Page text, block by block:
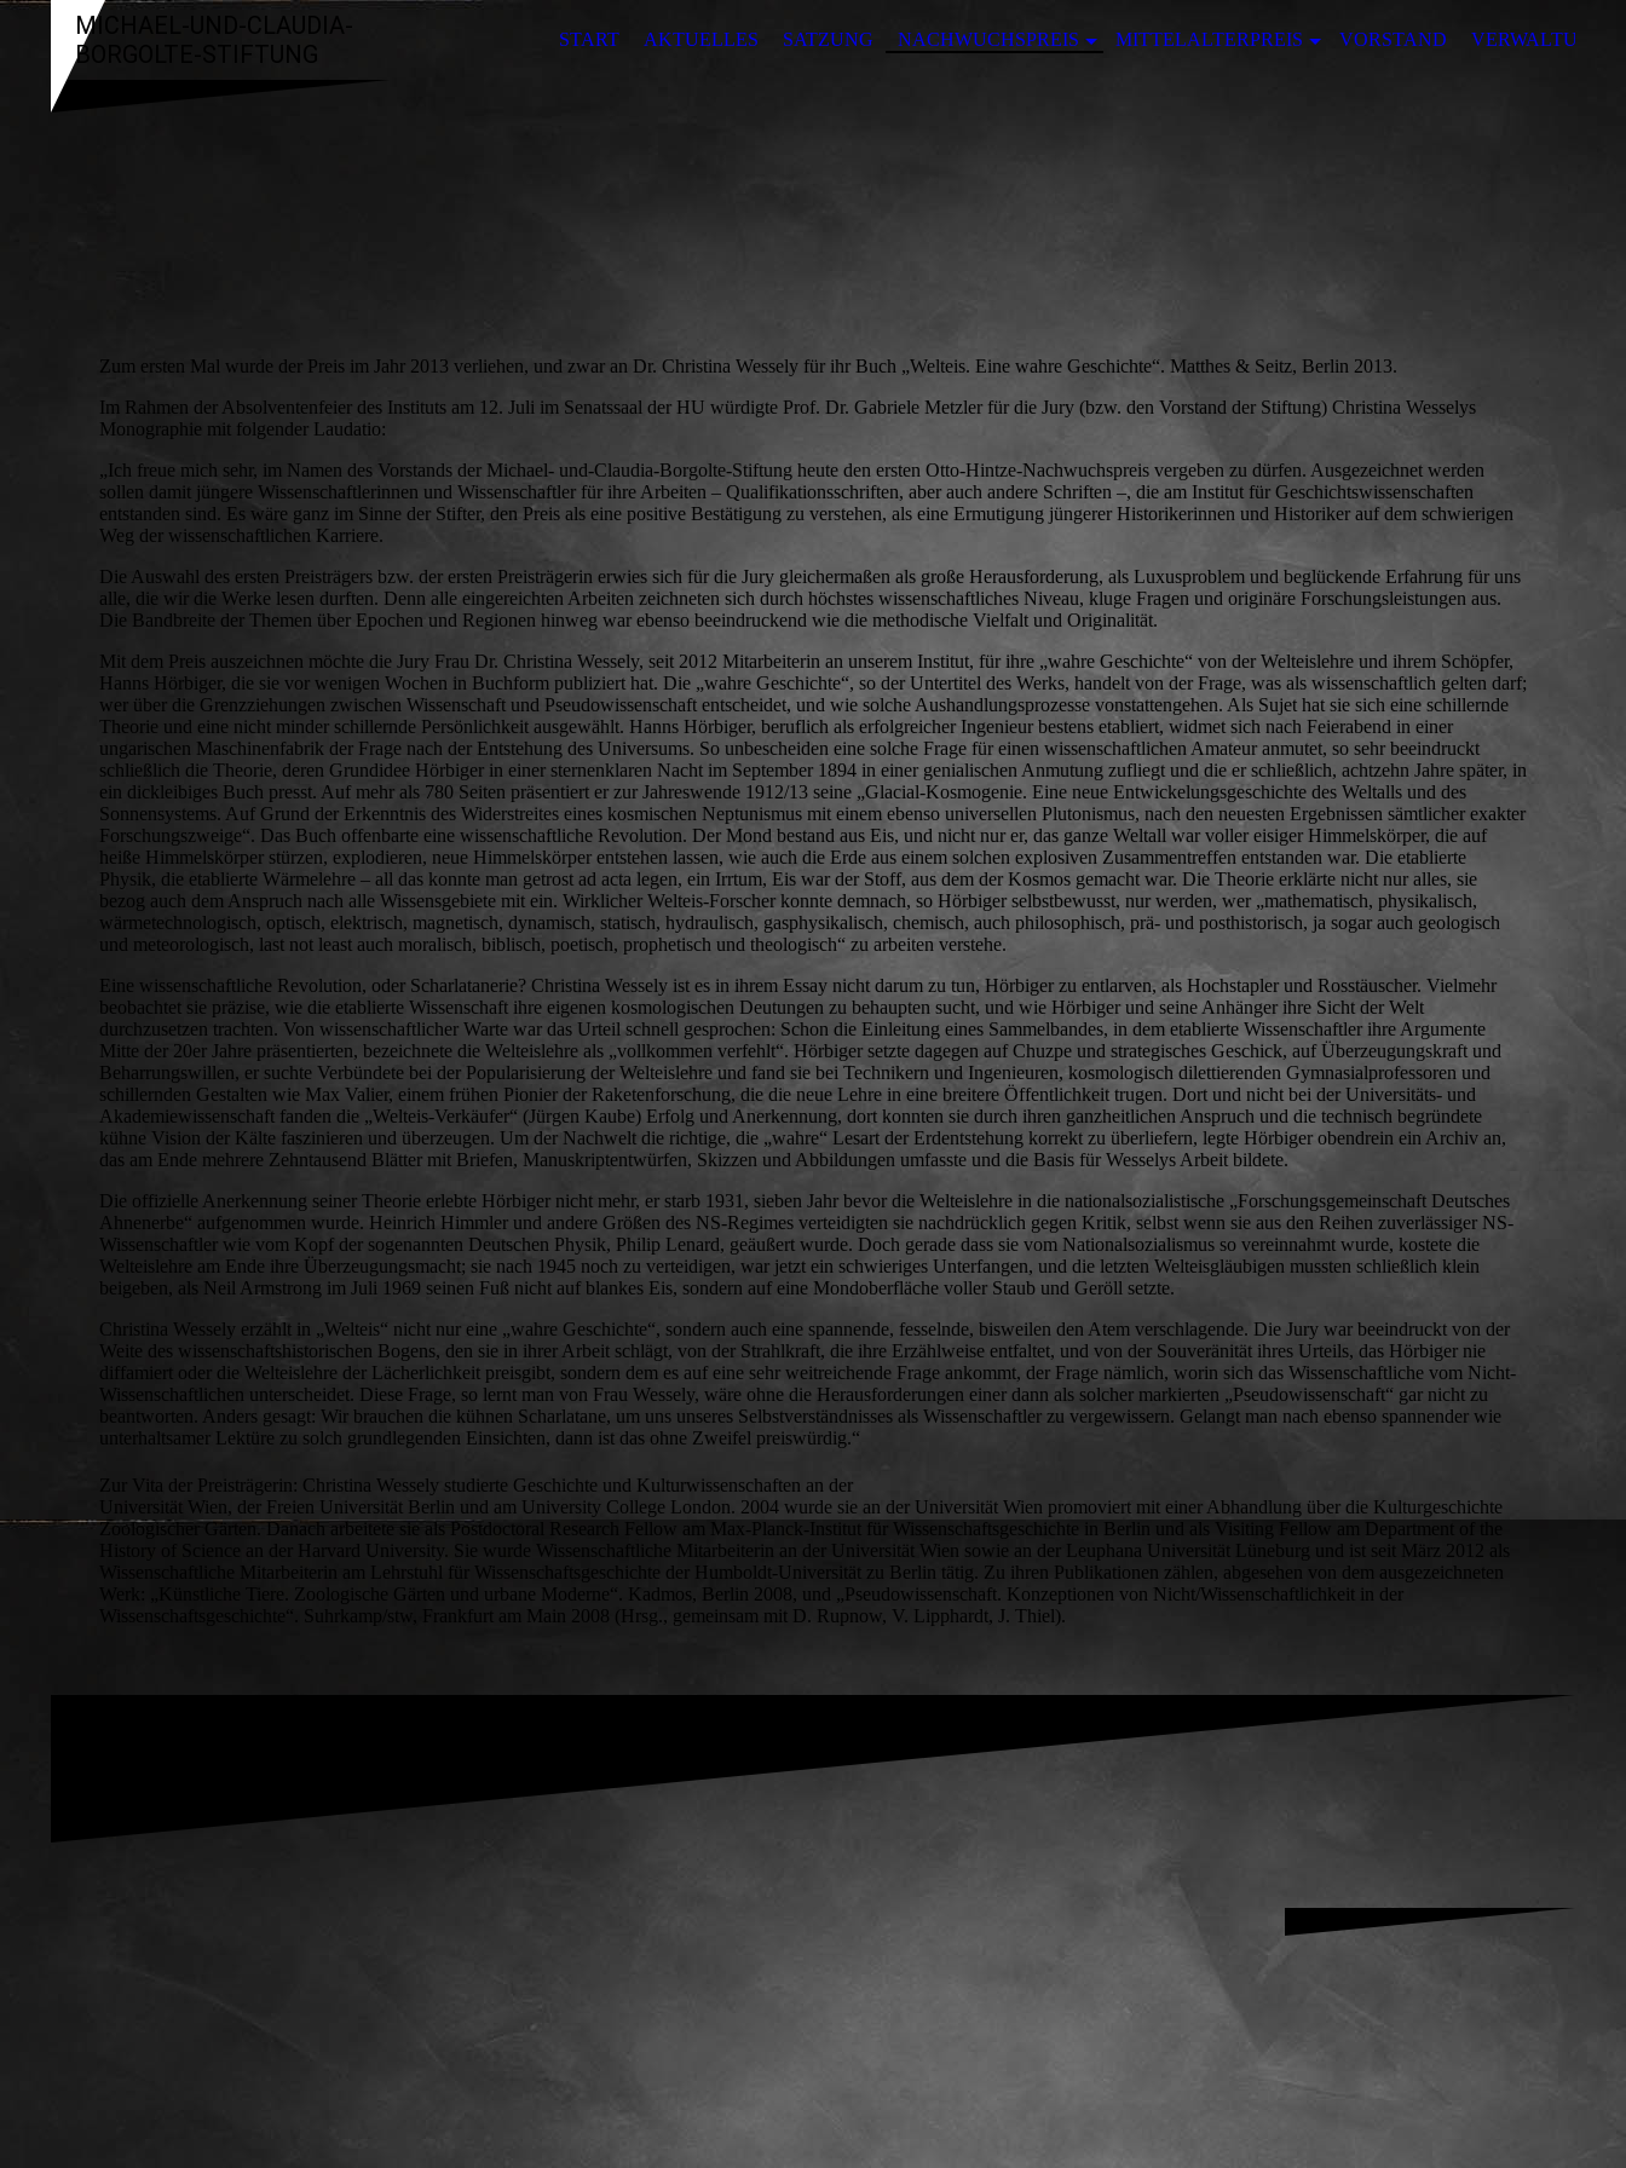
START AKTUELLES SATZUNG NACHWUCHSPREIS MITTELALTERPREIS VORSTAND VERWALTUNG
MICHAEL-UND-CLAUDIA-
BORGOLTE-STIFTUNG
Zum ersten Mal wurde der Preis im Jahr 2013 verliehen, und zwar an Dr. Christina Wessely für ihr Buch „Welteis. Eine wahre Geschichte“. Matthes & Seitz, Berlin 2013.
Im Rahmen der Absolventenfeier des Instituts am 12. Juli im Senatssaal der HU würdigte Prof. Dr. Gabriele Metzler für die Jury (bzw. den Vorstand der Stiftung) Christina Wesselys
Monographie mit folgender Laudatio:
„Ich freue mich sehr, im Namen des Vorstands der Michael- und-Claudia-Borgolte-Stiftung heute den ersten Otto-Hintze-Nachwuchspreis vergeben zu dürfen. Ausgezeichnet werden
sollen damit jüngere Wissenschaftlerinnen und Wissenschaftler für ihre Arbeiten – Qualifikationsschriften, aber auch andere Schriften –, die am Institut für Geschichtswissenschaften
entstanden sind. Es wäre ganz im Sinne der Stifter, den Preis als eine positive Bestätigung zu verstehen, als eine Ermutigung jüngerer Historikerinnen und Historiker auf dem schwierigen
Weg der wissenschaftlichen Karriere.
Die Auswahl des ersten Preisträgers bzw. der ersten Preisträgerin erwies sich für die Jury gleichermaßen als große Herausforderung, als Luxusproblem und beglückende Erfahrung für uns
alle, die wir die Werke lesen durften. Denn alle eingereichten Arbeiten zeichneten sich durch höchstes wissenschaftliches Niveau, kluge Fragen und originäre Forschungsleistungen aus.
Die Bandbreite der Themen über Epochen und Regionen hinweg war ebenso beeindruckend wie die methodische Vielfalt und Originalität.
Mit dem Preis auszeichnen möchte die Jury Frau Dr. Christina Wessely, seit 2012 Mitarbeiterin an unserem Institut, für ihre „wahre Geschichte“ von der Welteislehre und ihrem Schöpfer,
Hanns Hörbiger, die sie vor wenigen Wochen in Buchform publiziert hat. Die „wahre Geschichte“, so der Untertitel des Werks, handelt von der Frage, was als wissenschaftlich gelten darf;
wer über die Grenzziehungen zwischen Wissenschaft und Pseudowissenschaft entscheidet, und wie solche Aushandlungsprozesse vonstattengehen. Als Sujet hat sie sich eine schillernde
Theorie und eine nicht minder schillernde Persönlichkeit ausgewählt. Hanns Hörbiger, beruflich als erfolgreicher Ingenieur bestens etabliert, widmet sich nach Feierabend in einer
ungarischen Maschinenfabrik der Frage nach der Entstehung des Universums. So unbescheiden eine solche Frage für einen wissenschaftlichen Amateur anmutet, so sehr beeindruckt
schließlich die Theorie, deren Grundidee Hörbiger in einer sternenklaren Nacht im September 1894 in einer genialischen Anmutung zufliegt und die er schließlich, achtzehn Jahre später, in
ein dickleibiges Buch presst. Auf mehr als 780 Seiten präsentiert er zur Jahreswende 1912/13 seine „Glacial-Kosmogenie. Eine neue Entwickelungsgeschichte des Weltalls und des
Sonnensystems. Auf Grund der Erkenntnis des Widerstreites eines kosmischen Neptunismus mit einem ebenso universellen Plutonismus, nach den neuesten Ergebnissen sämtlicher exakter
Forschungszweige“. Das Buch offenbarte eine wissenschaftliche Revolution. Der Mond bestand aus Eis, und nicht nur er, das ganze Weltall war voller eisiger Himmelskörper, die auf
heiße Himmelskörper stürzen, explodieren, neue Himmelskörper entstehen lassen, wie auch die Erde aus einem solchen explosiven Zusammentreffen entstanden war. Die etablierte
Physik, die etablierte Wärmelehre – all das konnte man getrost ad acta legen, ein Irrtum, Eis war der Stoff, aus dem der Kosmos gemacht war. Die Theorie erklärte nicht nur alles, sie
bezog auch dem Anspruch nach alle Wissensgebiete mit ein. Wirklicher Welteis-Forscher konnte demnach, so Hörbiger selbstbewusst, nur werden, wer „mathematisch, physikalisch,
wärmetechnologisch, optisch, elektrisch, magnetisch, dynamisch, statisch, hydraulisch, gasphysikalisch, chemisch, auch philosophisch, prä- und posthistorisch, ja sogar auch geologisch
und meteorologisch, last not least auch moralisch, biblisch, poetisch, prophetisch und theologisch“ zu arbeiten verstehe.
Eine wissenschaftliche Revolution, oder Scharlatanerie? Christina Wessely ist es in ihrem Essay nicht darum zu tun, Hörbiger zu entlarven, als Hochstapler und Rosstäuscher. Vielmehr
beobachtet sie präzise, wie die etablierte Wissenschaft ihre eigenen kosmologischen Deutungen zu behaupten sucht, und wie Hörbiger und seine Anhänger ihre Sicht der Welt
durchzusetzen trachten. Von wissenschaftlicher Warte war das Urteil schnell gesprochen: Schon die Einleitung eines Sammelbandes, in dem etablierte Wissenschaftler ihre Argumente
Mitte der 20er Jahre präsentierten, bezeichnete die Welteislehre als „vollkommen verfehlt“. Hörbiger setzte dagegen auf Chuzpe und strategisches Geschick, auf Überzeugungskraft und
Beharrungswillen, er suchte Verbündete bei der Popularisierung der Welteislehre und fand sie bei Technikern und Ingenieuren, kosmologisch dilettierenden Gymnasialprofessoren und
schillernden Gestalten wie Max Valier, einem frühen Pionier der Raketenforschung, die die neue Lehre in eine breitere Öffentlichkeit trugen. Dort und nicht bei der Universitäts- und
Akademiewissenschaft fanden die „Welteis-Verkäufer“ (Jürgen Kaube) Erfolg und Anerkennung, dort konnten sie durch ihren ganzheitlichen Anspruch und die technisch begründete
kühne Vision der Kälte faszinieren und überzeugen. Um der Nachwelt die richtige, die „wahre“ Lesart der Erdentstehung korrekt zu überliefern, legte Hörbiger obendrein ein Archiv an,
das am Ende mehrere Zehntausend Blätter mit Briefen, Manuskriptentwürfen, Skizzen und Abbildungen umfasste und die Basis für Wesselys Arbeit bildete.
Die offizielle Anerkennung seiner Theorie erlebte Hörbiger nicht mehr, er starb 1931, sieben Jahr bevor die Welteislehre in die nationalsozialistische „Forschungsgemeinschaft Deutsches
Ahnenerbe“ aufgenommen wurde. Heinrich Himmler und andere Größen des NS-Regimes verteidigten sie nachdrücklich gegen Kritik, selbst wenn sie aus den Reihen zuverlässiger NS-
Wissenschaftler wie vom Kopf der sogenannten Deutschen Physik, Philip Lenard, geäußert wurde. Doch gerade dass sie vom Nationalsozialismus so vereinnahmt wurde, kostete die
Welteislehre am Ende ihre Überzeugungsmacht; sie nach 1945 noch zu verteidigen, war jetzt ein schwieriges Unterfangen, und die letzten Welteisgläubigen mussten schließlich klein
beigeben, als Neil Armstrong im Juli 1969 seinen Fuß nicht auf blankes Eis, sondern auf eine Mondoberfläche voller Staub und Geröll setzte.
Christina Wessely erzählt in „Welteis“ nicht nur eine „wahre Geschichte“, sondern auch eine spannende, fesselnde, bisweilen den Atem verschlagende. Die Jury war beeindruckt von der
Weite des wissenschaftshistorischen Bogens, den sie in ihrer Arbeit schlägt, von der Strahlkraft, die ihre Erzählweise entfaltet, und von der Souveränität ihres Urteils, das Hörbiger nie
diffamiert oder die Welteislehre der Lächerlichkeit preisgibt, sondern dem es auf eine sehr weitreichende Frage ankommt, der Frage nämlich, worin sich das Wissenschaftliche vom Nicht-
Wissenschaftlichen unterscheidet. Diese Frage, so lernt man von Frau Wessely, wäre ohne die Herausforderungen einer dann als solcher markierten „Pseudowissenschaft“ gar nicht zu
beantworten. Anders gesagt: Wir brauchen die kühnen Scharlatane, um uns unseres Selbstverständnisses als Wissenschaftler zu vergewissern. Gelangt man nach ebenso spannender wie
unterhaltsamer Lektüre zu solch grundlegenden Einsichten, dann ist das ohne Zweifel preiswürdig.“
Zur Vita der Preisträgerin: Christina Wessely studierte Geschichte und Kulturwissenschaften an der
Universität Wien, der Freien Universität Berlin und am University College London. 2004 wurde sie an der Universität Wien promoviert mit einer Abhandlung über die Kulturgeschichte
Zoologischer Gärten. Danach arbeitete sie als Postdoctoral Research Fellow am Max-Planck-Institut für Wissenschaftsgeschichte in Berlin und als Visiting Fellow am Department of the
History of Science an der Harvard University. Sie wurde Wissenschaftliche Mitarbeiterin an der Universität Wien sowie an der Leuphana Universität Lüneburg und ist seit März 2012 als
Wissenschaftliche Mitarbeiterin am Lehrstuhl für Wissenschaftsgeschichte der Humboldt-Universität zu Berlin tätig. Zu ihren Publikationen zählen, abgesehen von dem ausgezeichneten
Werk: „Künstliche Tiere. Zoologische Gärten und urbane Moderne“. Kadmos, Berlin 2008, und „Pseudowissenschaft. Konzeptionen von Nicht/Wissenschaftlichkeit in der
Wissenschaftsgeschichte“. Suhrkamp/stw, Frankfurt am Main 2008 (Hrsg., gemeinsam mit D. Rupnow, V. Lipphardt, J. Thiel).